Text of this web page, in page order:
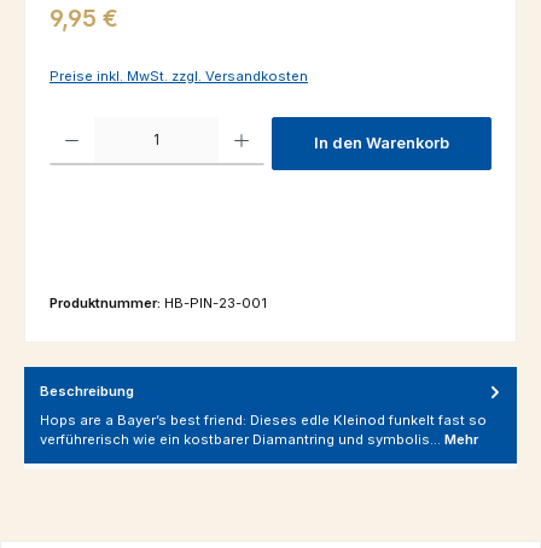
Regulärer Preis:
9,95 €
Preise inkl. MwSt. zzgl. Versandkosten
Produkt Anzahl: Gib den gewünschten Wert ein oder benutze die
In den Warenkorb
Produktnummer: HB-PIN-23-001
Beschreibung
Hops are a Bayer’s best friend: Dieses edle Kleinod funkelt fast so
verführerisch wie ein kostbarer Diamantring und symbolis… Mehr